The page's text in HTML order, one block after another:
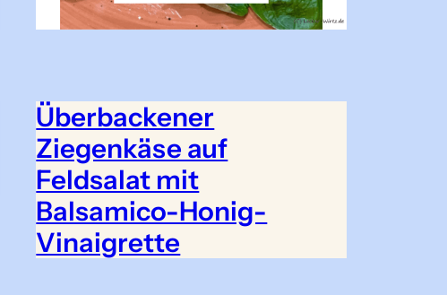
Überbackener
Ziegenkäse auf
Feldsalat mit
Balsamico-Honig-
Vinaigrette